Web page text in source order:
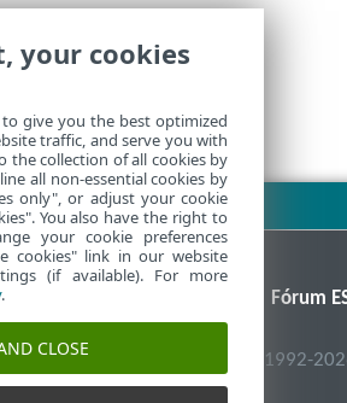
conhecimento da ESET Fórum
1992-
your cookies
give you the best optimized
traffic, and serve you with
the collection of all cookies by
all non-essential cookies by
only", or adjust your cookie
You also have the right to
your cookie preferences
cookies" link in our website
(if available). For more
.
CLOSE